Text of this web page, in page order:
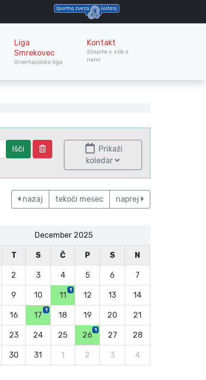
Liga
Smrekovec
Orientacijska liga
Kontakt
Stopite v stik z
nami
Išči
Prikaži
koledar
nazaj tekoči mesec naprej
December 2025
T S Č P S N
2 3 4 5 6 7
9 10 11
1
12 13 14
16 17
1
18 19 20 21
23 24 25 26
1
27 28
30 31 1 2 3 4